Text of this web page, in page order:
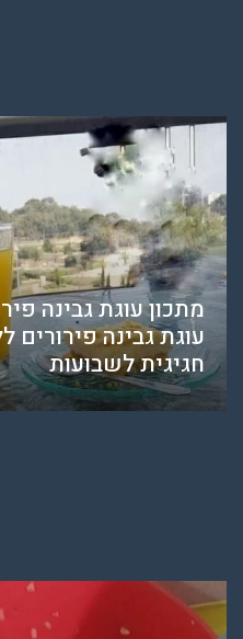
מתכון עוגת גבינה
עוגת גבינה פירורים
חגיגית לשבועות